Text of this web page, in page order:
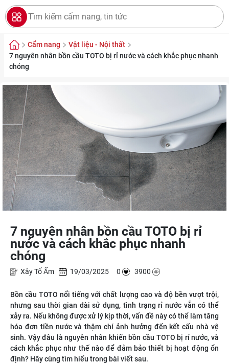
Cẩm nang
Vật liệu - Nội thất
7 nguyên nhân bồn cầu TOTO bị rỉ nước và cách khắc phục nhanh
chóng
7 nguyên nhân bồn cầu TOTO bị rỉ
nước và cách khắc phục nhanh
chóng
Xây Tổ Ấm 19/03/2025 0 3900
Bồn cầu TOTO nổi tiếng với chất lượng cao và độ bền vượt trội,
nhưng sau thời gian dài sử dụng, tình trạng rỉ nước vẫn có thể
xảy ra. Nếu không được xử lý kịp thời, vấn đề này có thể làm tăng
hóa đơn tiền nước và thậm chí ảnh hưởng đến kết cấu nhà vệ
sinh. Vậy đâu là nguyên nhân khiến bồn cầu TOTO bị rỉ nước, và
cách khắc phục như thế nào để đảm bảo thiết bị hoạt động ổn
định? Hãy cùng tìm hiểu trong bài viết sau.